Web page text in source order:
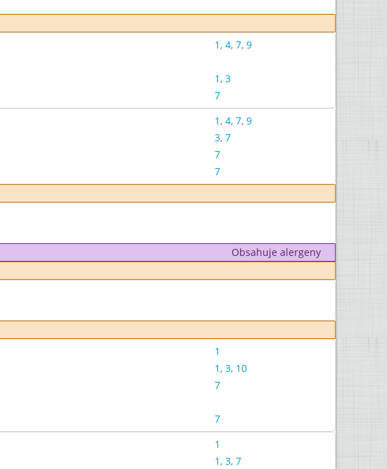
1, 4, 7, 9
1, 3
7
1, 4, 7, 9
3, 7
7
7
Obsahuje alergeny
1
1, 3, 10
7
7
1
1, 3, 7